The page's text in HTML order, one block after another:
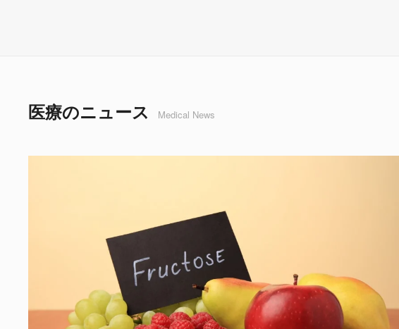
医療のニュース Medical News